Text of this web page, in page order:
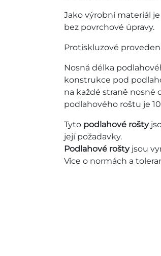
Jako výrobní materiál je
bez povrchové úpravy.
Protiskluzové
Nosná délka
konstrukce pod
na každé straně nosné
podlahového roštu je
Tyto podlahové rošty
její požadavky.
Podlahové roštyjsou
Více o normách a